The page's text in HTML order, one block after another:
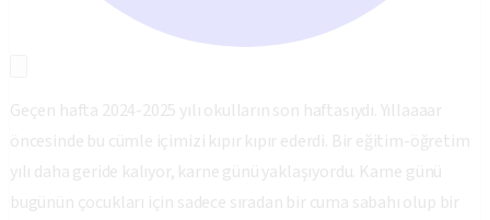
Geçen hafta 2024-2025 yılı okulların son haftasıydı. Yıllaaaar
öncesinde bu cümle içimizi kıpır kıpır ederdi. Bir eğitim-öğretim
yılı daha geride kalıyor, karne günü yaklaşıyordu. Karne günü
bugünün çocukları için sadece sıradan bir cuma sabahı olup bir